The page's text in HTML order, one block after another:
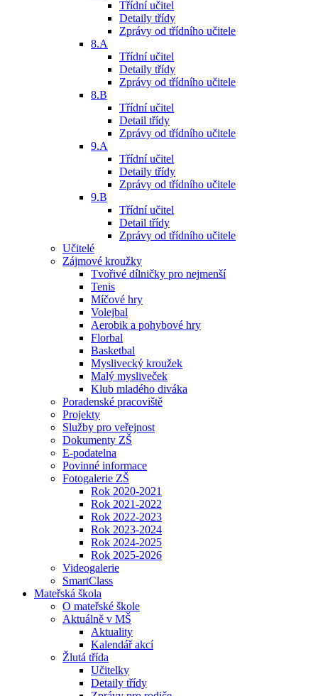
Třídní učitel
Detaily třídy
Zprávy od třídního učitele
8.A
Třídní učitel
Detaily třídy
Zprávy od třídního učitele
8.B
Třídní učitel
Detail třídy
Zprávy od třídního učitele
9.A
Třídní učitel
Detaily třídy
Zprávy od třídního učitele
9.B
Třídní učitel
Detail třídy
Zprávy od třídního učitele
Učitelé
Zájmové kroužky
Tvořivé dílničky pro nejmenší
Tenis
Míčové hry
Volejbal
Aerobik a pohybové hry
Florbal
Basketbal
Myslivecký kroužek
Malý mysliveček
Klub mladého diváka
Poradenské pracoviště
Projekty
Služby pro veřejnost
Dokumenty ZŠ
E-podatelna
Povinné informace
Fotogalerie ZŠ
Rok 2020-2021
Rok 2021-2022
Rok 2022-2023
Rok 2023-2024
Rok 2024-2025
Rok 2025-2026
Videogalerie
SmartClass
Mateřská škola
O mateřské škole
Aktuálně v MŠ
Aktuality
Kalendář akcí
Žlutá třída
Učitelky
Detaily třídy